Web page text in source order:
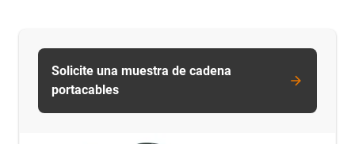
Solicite una muestra de cadena
portacables